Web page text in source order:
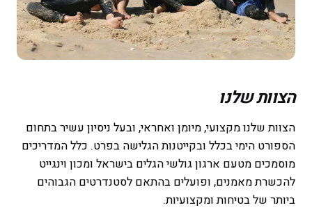
הצוות שלנו
הצוות שלנו מקצועי, מיומן ואחראי, ובעל ניסיון עשיר בתחום
הספורט הימי בכלל ובקייטנות הגלישה בפרט. כלל המדריכים
מוסמכים מטעם ארגון גולשי הגלים בישראל ומכון וינגייט
להכשרת מאמנים, ופועלים בהתאם לסטנדרטים הגבוהים
ביותר של בטיחות ומקצועיות.